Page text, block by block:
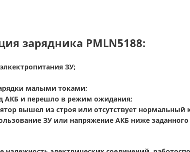
зарядника PMLN5188:
ЗУ;
малыми токами;
АКБ и перешло в режим ожидания;
вышел из строя или отсутствует нормальный
ЗУ или напряжение АКБ ниже